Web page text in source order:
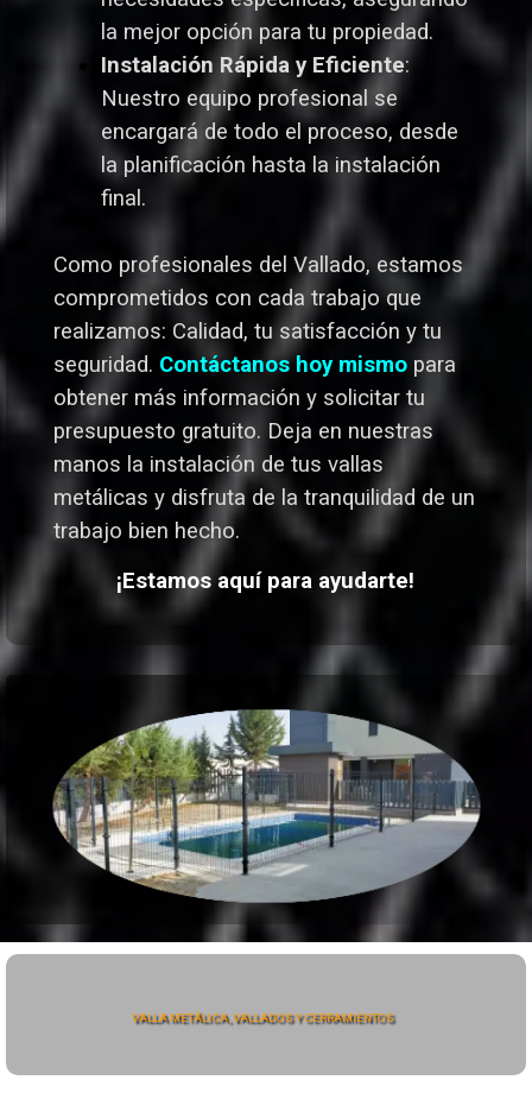
la mejor opción para tu propiedad.
Instalación Rápida y Eficiente:
Nuestro equipo profesional se
encargará de todo el proceso, desde
la planificación hasta la instalación
final.
Como profesionales del Vallado, estamos
comprometidos con cada trabajo que
realizamos: Calidad, tu satisfacción y tu
seguridad. Contáctanos hoy mismo para
obtener más información y solicitar tu
presupuesto gratuito. Deja en nuestras
manos la instalación de tus vallas
metálicas y disfruta de la tranquilidad de un
trabajo bien hecho.
¡Estamos aquí para ayudarte!
VALLA METÁLICA, VALLADOS Y CERRAMIENTOS